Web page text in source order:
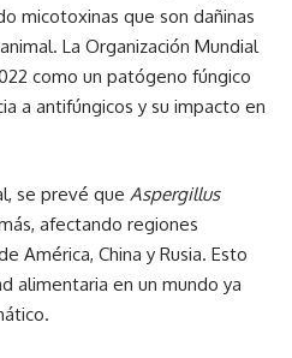
micotoxinas que son dañinas
La Organización Mundial
como un patógeno fúngico
a antifúngicos y su impacto en
se prevé que Aspergillus
afectando regiones
América, China y Rusia. Esto
alimentaria en un mundo ya